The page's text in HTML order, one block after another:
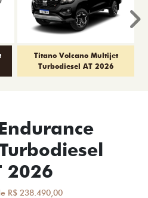
Titano Volcano Multijet
Turbodiesel AT 2026
2026
R$ 238.490,00